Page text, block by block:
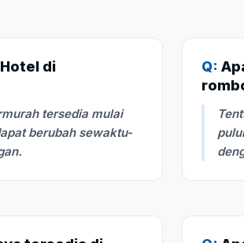
di
tersedia mulai
berubah sewaktu-
Q: